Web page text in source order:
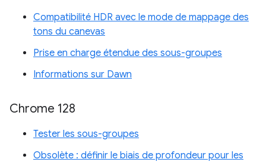
Compatibilité HDR avec le mode de mappage des
tons du canevas
Prise en charge étendue des sous-groupes
Informations sur Dawn
Chrome 128
Tester les sous-groupes
Obsolète : définir le biais de profondeur pour les